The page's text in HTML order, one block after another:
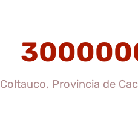
Coltauco, Provincia de